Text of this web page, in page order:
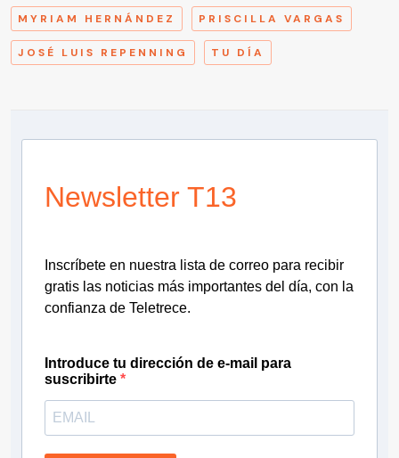
MYRIAM HERNÁNDEZ PRISCILLA VARGAS
JOSÉ LUIS REPENNING TU DÍA
Newsletter T13
Inscríbete en nuestra lista de correo para recibir
gratis las noticias más importantes del día, con la
confianza de Teletrece.
Introduce tu dirección de e-mail para
suscribirte